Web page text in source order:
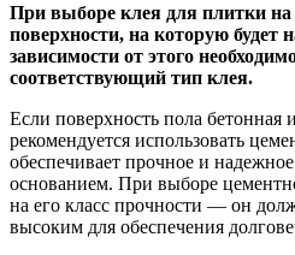
При выборе клея для плитки на
поверхности, на которую будет
зависимости от этого
соответствующий тип клея.
Если поверхность пола бетонная
рекомендуется использовать
обеспечивает прочное и
основанием. При выборе
на его класс прочности — он
высоким для обеспечения